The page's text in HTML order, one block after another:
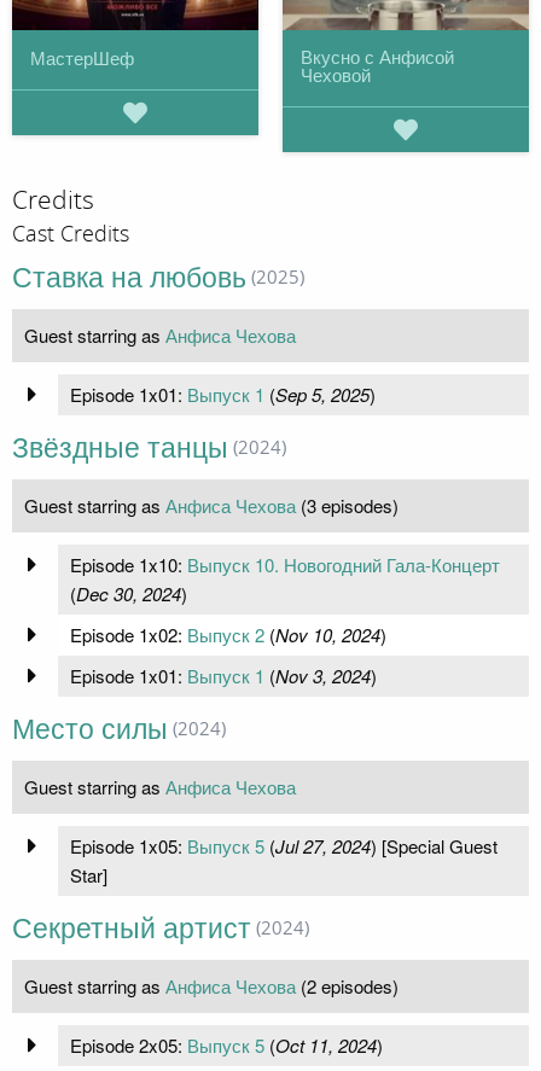
МастерШеф Вкусно с Анфисой
Чеховой
Credits
Cast Credits
Ставка на любовь (2025)
Guest starring as Анфиса Чехова
Episode 1x01: Выпуск 1 (Sep 5, 2025)
Звёздные танцы (2024)
Guest starring as Анфиса Чехова (3 episodes)
Episode 1x10: Выпуск 10. Новогодний Гала-Концерт
(Dec 30, 2024)
Episode 1x02: Выпуск 2(Nov 10, 2024)
Episode 1x01: Выпуск 1 (Nov 3, 2024)
Место силы (2024)
Guest starring as Анфиса Чехова
Episode 1x05: Выпуск 5(Jul 27, 2024) [Special Guest
Star]
Секретный артист (2024)
Guest starring as Анфиса Чехова (2 episodes)
Episode 2x05: Выпуск 5(Oct 11, 2024)